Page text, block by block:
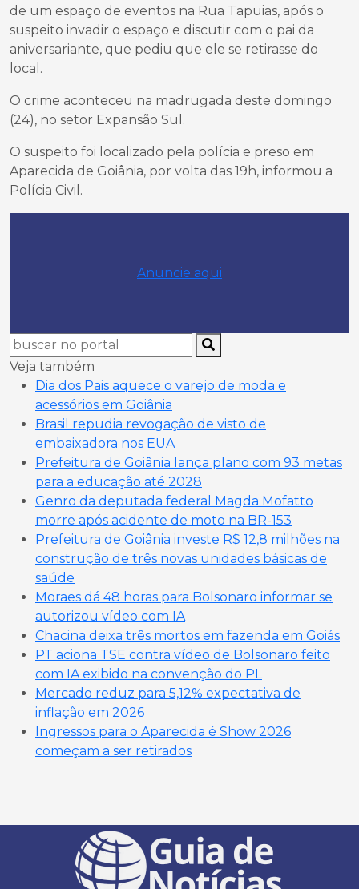
de um espaço de eventos na Rua Tapuias, após o
suspeito invadir o espaço e discutir com o pai da
aniversariante, que pediu que ele se retirasse do
local.
O crime aconteceu na madrugada deste domingo
(24), no setor Expansão Sul.
O suspeito foi localizado pela polícia e preso em
Aparecida de Goiânia, por volta das 19h, informou a
Polícia Civil.
Anuncie aqui
Veja também
Dia dos Pais aquece o varejo de moda e
acessórios em Goiânia
Brasil repudia revogação de visto de
embaixadora nos EUA
Prefeitura de Goiânia lança plano com 93 metas
para a educação até 2028
Genro da deputada federal Magda Mofatto
morre após acidente de moto na BR-153
Prefeitura de Goiânia investe R$ 12,8 milhões na
construção de três novas unidades básicas de
saúde
Moraes dá 48 horas para Bolsonaro informar se
autorizou vídeo com IA
Chacina deixa três mortos em fazenda em Goiás
PT aciona TSE contra vídeo de Bolsonaro feito
com IA exibido na convenção do PL
Mercado reduz para 5,12% expectativa de
inflação em 2026
Ingressos para o Aparecida é Show 2026
começam a ser retirados